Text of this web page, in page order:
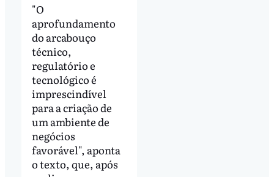
"O
aprofundamento
do arcabouço
técnico,
regulatório e
tecnológico é
imprescindível
para a criação de
um ambiente de
negócios
favorável", aponta
o texto, que, após